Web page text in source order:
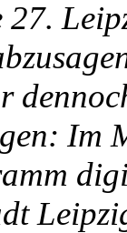
27.
Im